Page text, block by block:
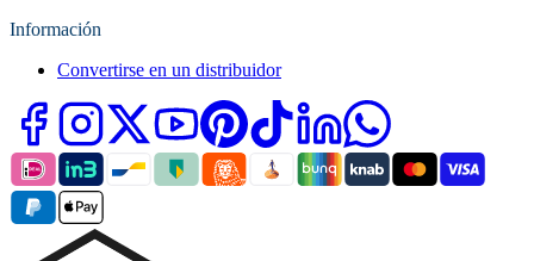
Información
Convertirse en un distribuidor